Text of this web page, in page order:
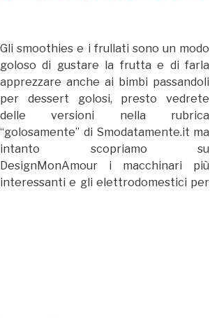
Gli smoothies e i frullati sono un modo
goloso di gustare la frutta e di farla
apprezzare anche ai bimbi passandoli
per dessert golosi, presto vedrete
delle versioni nella rubrica
“golosamente” di Smodatamente.it ma
intanto scopriamo su
DesignMonAmour i macchinari più
interessanti e gli elettrodomestici per